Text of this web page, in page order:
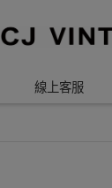
線上客服